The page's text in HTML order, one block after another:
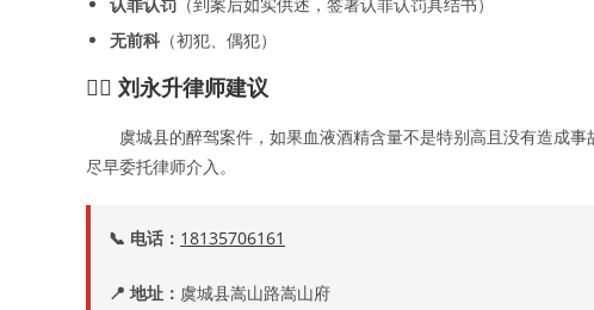
无前科 （初犯、偶犯）
👨‍⚖️ 刘永升律师建议
虞城县的醉驾案件，如果血液酒精含量不是特别高且没有造成
尽早委托律师介入。
📞 电话： 18135706161
📍 地址： 虞城县嵩山路嵩山府